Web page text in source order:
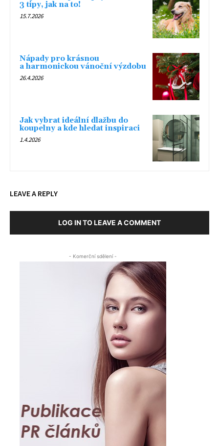
3 tipy, jak na to!
15.7.2026
Nápady pro krásnou
a harmonickou vánoční výzdobu
26.4.2026
Jak vybrat ideální dlažbu do
koupelny a kde hledat inspiraci
1.4.2026
LEAVE A REPLY
LOG IN TO LEAVE A COMMENT
- Komerční sdělení -